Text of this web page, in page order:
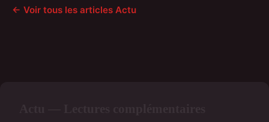
← Voir tous les articles Actu